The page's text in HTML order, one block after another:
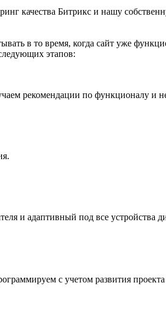
качества Битрикс и нашу
в то время, когда сайт уже
этапов:
рекомендации по функционалу и
и адаптивный под все устройства
с учетом развития